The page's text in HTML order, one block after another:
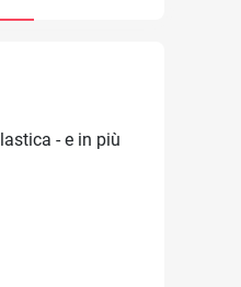
- e in più